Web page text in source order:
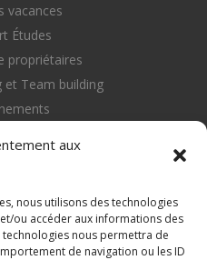
aux
nous utilisons des technologies
ou accéder aux informations des
nous permettra de
de navigation ou les ID
vacances
Études
propriétaires
et Team building
les réseaux sociaux